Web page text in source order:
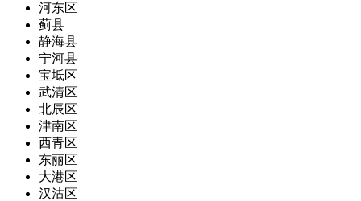
河东区
蓟县
静海县
宁河县
宝坻区
武清区
北辰区
津南区
西青区
东丽区
大港区
汉沽区